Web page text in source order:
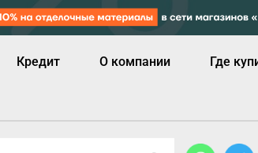
Кредит О компании Где